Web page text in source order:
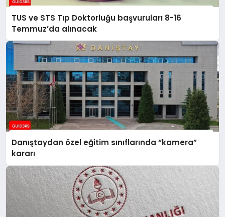
TUS ve STS Tıp Doktorluğu başvuruları 8-16
Temmuz’da alınacak
Danıştaydan özel eğitim sınıflarında “kamera”
kararı